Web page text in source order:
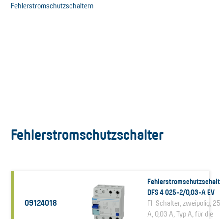
Fehlerstromschutzschaltern
Fehlerstromschutzschalter
09124018
DFS 4 025-2/0,03-A EV
FI-Schalter, zweipolig, 25
A, 0,03 A, Typ A, für die